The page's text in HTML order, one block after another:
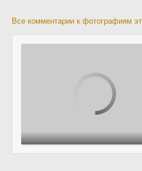
Все комментарии к фотографиям